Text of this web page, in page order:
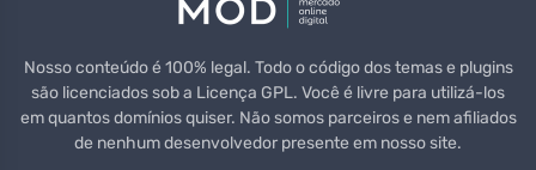
Nosso conteúdo é 100% legal. Todo o código dos temas e plugins
são licenciados sob a Licença GPL. Você é livre para utilizá-los
em quantos domínios quiser. Não somos parceiros e nem afiliados
de nenhum desenvolvedor presente em nosso site.